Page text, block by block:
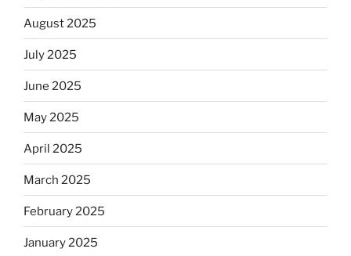
August 2025
July 2025
June 2025
May 2025
April 2025
March 2025
February 2025
January 2025